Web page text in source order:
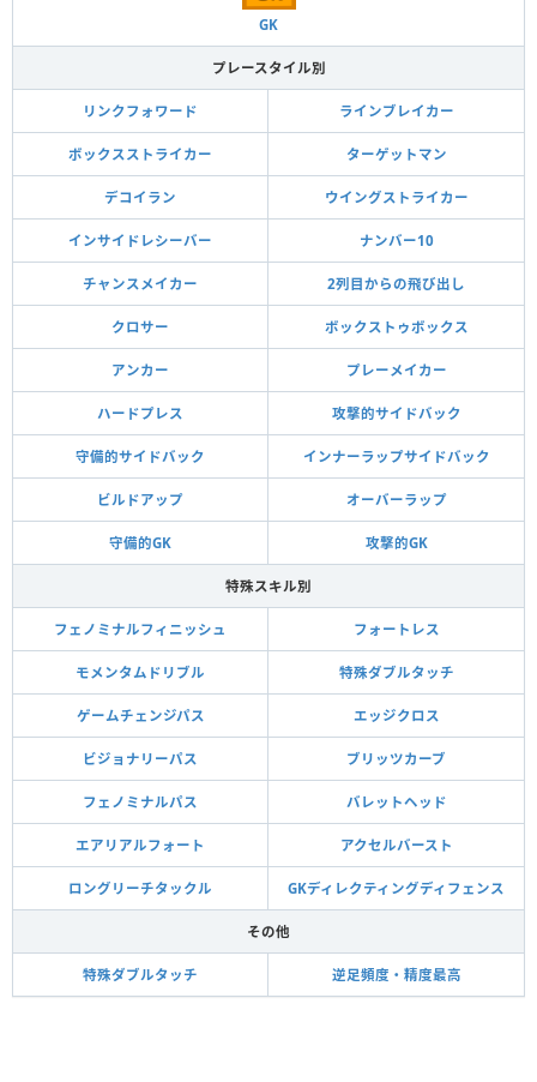
GK
プレースタイル別
リンクフォワード ラインブレイカー
ボックスストライカー ターゲットマン
デコイラン ウイングストライカー
インサイドレシーバー ナンバー10
チャンスメイカー 2列目からの飛び出し
クロサー ボックストゥボックス
アンカー プレーメイカー
ハードプレス 攻撃的サイドバック
守備的サイドバック インナーラップサイドバック
ビルドアップ オーバーラップ
守備的GK 攻撃的GK
特殊スキル別
フェノミナルフィニッシュ フォートレス
モメンタムドリブル 特殊ダブルタッチ
ゲームチェンジパス エッジクロス
ビジョナリーパス ブリッツカーブ
フェノミナルパス バレットヘッド
エアリアルフォート アクセルバースト
ロングリーチタックル GKディレクティングディフェンス
その他
特殊ダブルタッチ 逆足頻度・精度最高